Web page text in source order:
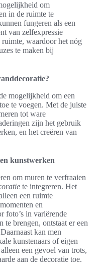
om
in de ruimte te
fungeren als een
van zelfexpressie
waardoor het nóg
te maken bij
mogelijkheid om een
te voegen. Met de juiste
tot ware
zijn het gebruik
en het creëren van
kunstwerken
om muren te verfraaien
te integreren. Het
een ruimte
en
foto’s in variërende
te brengen, ontstaat er een
kan men
kunstenaars of eigen
een gevoel van trots,
aan de decoratie toe.